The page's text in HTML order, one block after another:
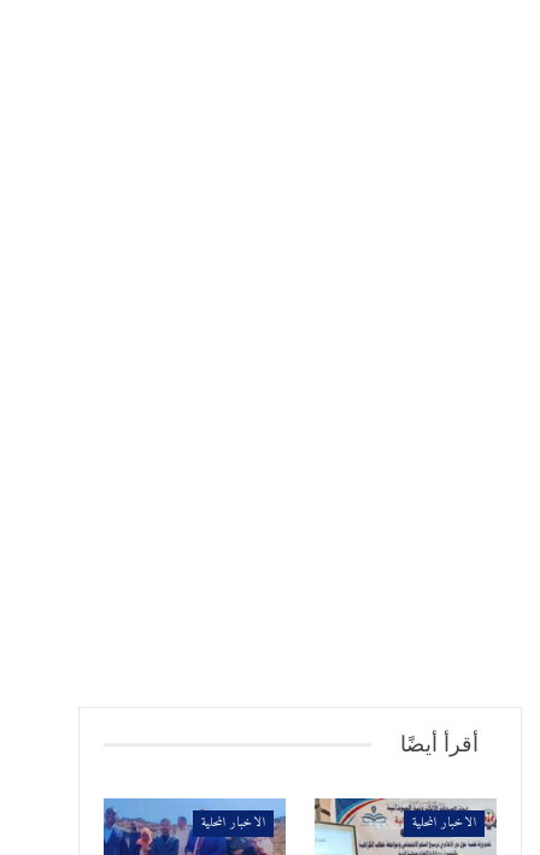
أقرأ أيضًا
الاخبار المحلية الاخبار المحلية